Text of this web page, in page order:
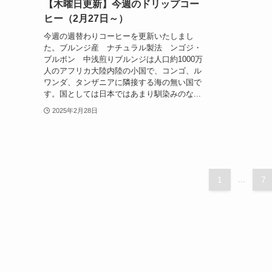
【木曜日更新】今週のドリップコー
ヒー（2月27日～）
今週の週替わりコーヒーを更新いたしまし
た。ブルンジ産 ナチュラル製法 ンゴジ・
ブルボン 中浅煎りブルンジは人口約1000万
人のアフリカ大陸内陸の小国で、コンゴ、ル
ワンダ、タンザニアに隣接する海の無い国で
す。国としては日本ではあまり馴染みのな...
2025年2月28日
1 7